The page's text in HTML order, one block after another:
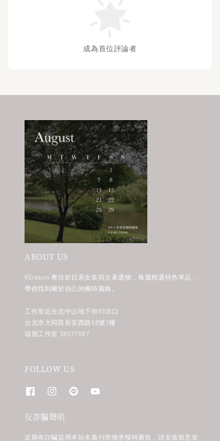
成為首位評論者
ABOUT US
REreburn 專注於日系女裝與古著選物，每週精選特色單品，
帶你找到屬於自己的獨特風格。
工作室近台北中山地下街R3出口
台北市大同區長安西路58號7樓
瑞朋工作室 38577587
FOLLOW US
反詐騙聲明
近期有詐騙盜用本站名義刊登徵求模特廣告，請女孩留意並